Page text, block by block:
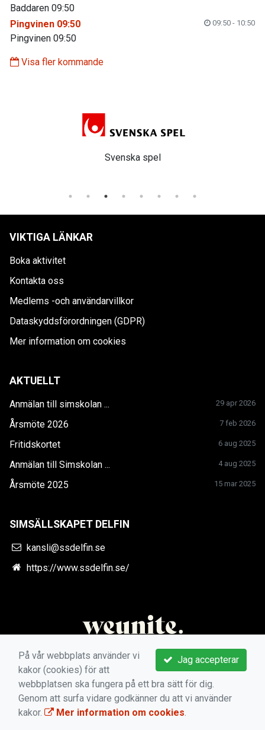
Baddaren 09:50
Pingvinen 09:50
09:50 - 10:50
Pingvinen 09:50
Visa fler kommande
Svenska spel
VIKTIGA LÄNKAR
Boka aktivitet
Kontakta oss
Medlems -och användarvillkor
Dataskyddsförordningen (GDPR)
Mer information om cookies
AKTUELLT
Anmälan till simskolan ... 29 apr 2026
Årsmöte 2026 7 feb 2026
Fritidskortet 6 aug 2025
Anmälan till Simskolan ... 4 aug 2025
Årsmöte 2025 15 mar 2025
SIMSÄLLSKAPET DELFIN
kansli@ssdelfin.se
https://www.ssdelfin.se/
Jag accepterar
På vår webbplats använder vi
kakor (cookies) för att
webbplatsen ska fungera på ett bra sätt för dig.
Genom att surfa vidare godkänner du att vi använder
kakor.
Mer information om cookies.